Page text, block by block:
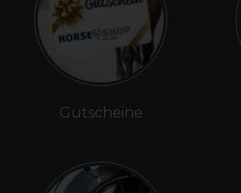
Gutscheine